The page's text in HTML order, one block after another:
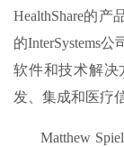
HealthShare的产
的InterSystems
软件和技术解决
发、集成和医疗
Matthew